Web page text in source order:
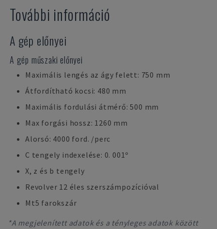
További információ
A gép előnyei
A gép műszaki előnyei
Maximális lengés az ágy felett: 750 mm
Átfordítható kocsi: 480 mm
Maximális fordulási átmérő: 500 mm
Max forgási hossz: 1260 mm
Alorsó: 4000 ford. /perc
C tengely indexelése: 0. 001º
X, z és b tengely
Revolver 12 éles szerszámpozícióval
Mt5 farokszár
*A megjelenített adatok és a tényleges adatok között